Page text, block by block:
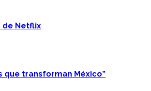
de Netflix
que transforman México”